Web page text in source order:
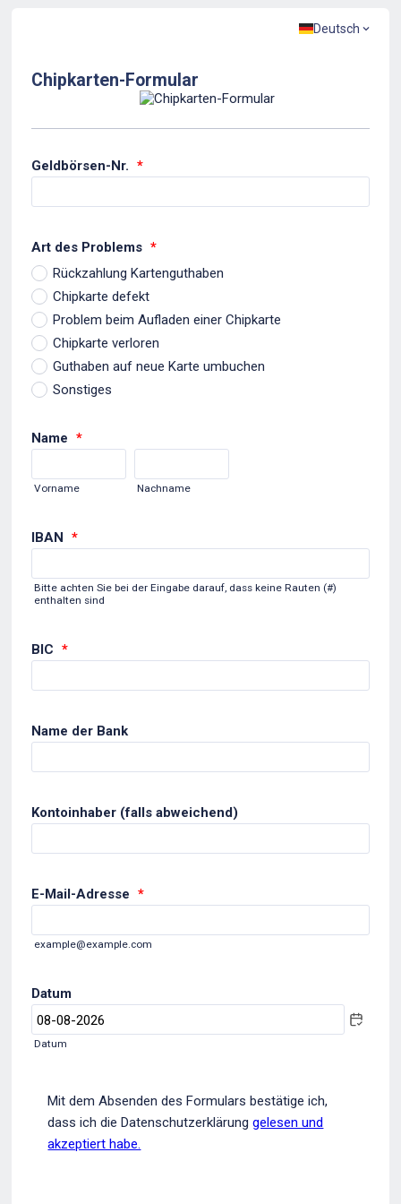
Deutsch
Chipkarten-Formular
Geldbörsen-Nr. *
Art des Problems *
Rückzahlung Kartenguthaben
Chipkarte defekt
Problem beim Aufladen einer Chipkarte
Chipkarte verloren
Guthaben auf neue Karte umbuchen
Sonstiges
Name *
Vorname Nachname
IBAN *
Bitte achten Sie bei der Eingabe darauf, dass keine Rauten (#)
enthalten sind
BIC *
Name der Bank
Kontoinhaber (falls abweichend)
E-Mail-Adresse *
example@example.com
Datum
Datum
Mit dem Absenden des Formulars bestätige ich,
dass ich die Datenschutzerklärunggelesen und
akzeptiert habe.